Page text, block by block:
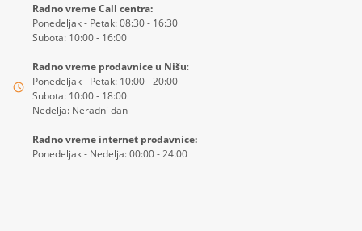
Radno vreme Call centra:
Ponedeljak - Petak: 08:30 - 16:30
Subota: 10:00 - 16:00
Radno vreme prodavnice u Nišu:
Ponedeljak - Petak: 10:00 - 20:00
Subota: 10:00 - 18:00
Nedelja: Neradni dan
Radno vreme internet prodavnice:
Ponedeljak - Nedelja: 00:00 - 24:00